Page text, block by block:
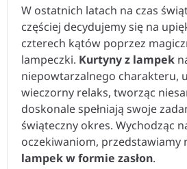
W ostatnich latach na czas
częściej decydujemy się na
czterech kątów poprzez
lampeczki. Kurtyny z lampek
niepowtarzalnego charakteru,
wieczorny relaks, tworząc
doskonale spełniają swoje
świąteczny okres. Wychodząc
oczekiwaniom, przedstawiamy
lampek w formie zasłon.